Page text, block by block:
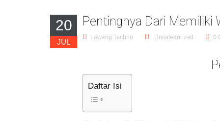
20
JUL
Pentingnya Dari Memiliki
Lawang Techno Uncategorized 0
Daftar Isi